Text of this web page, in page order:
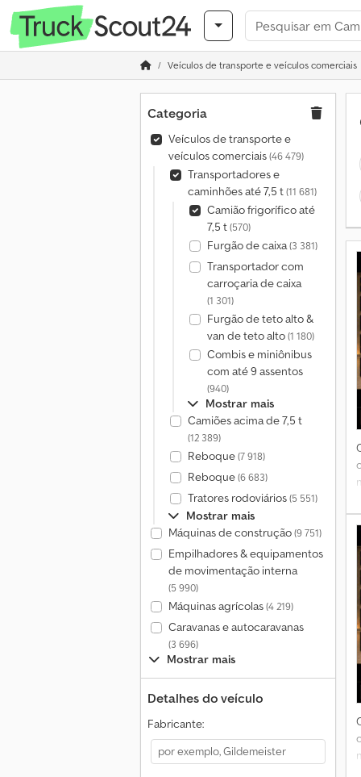
Veículos de transporte e veículos comerciais
Categoria
Veículos de transporte e
veículos comerciais(46 479)
Transportadores e
caminhões até 7,5 t(11 681)
Camião frigorífico até
7,5 t(570)
Furgão de caixa(3 381)
Transportador com
carroçaria de caixa
(1 301)
Furgão de teto alto &
van de teto alto(1 180)
Combis e miniônibus
com até 9 assentos
(940)
Mostrar mais
Camiões acima de 7,5 t
(12 389)
Reboque(7 918)
Reboque(6 683)
Tratores rodoviários(5 551)
Mostrar mais
Máquinas de construção(9 751)
Empilhadores & equipamentos
de movimentação interna
(5 990)
Máquinas agrícolas(4 219)
Caravanas e autocaravanas
(3 696)
Mostrar mais
Detalhes do veículo
Fabricante: